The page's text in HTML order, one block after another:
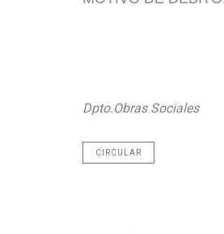
Dpto.Obras Sociales
CIRCULAR